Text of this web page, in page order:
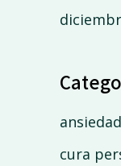
ansiedad
cura